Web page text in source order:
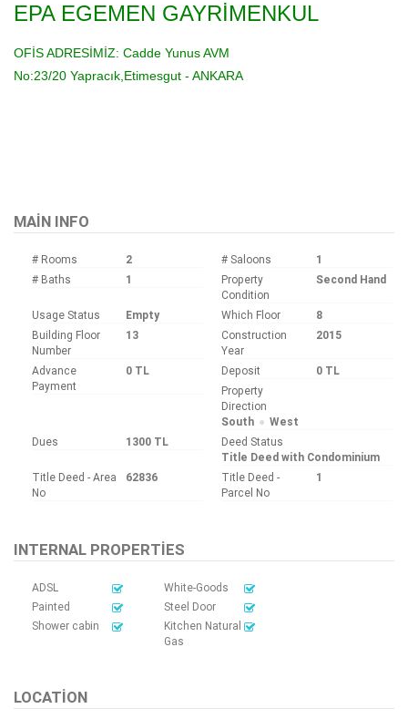
EPA EGEMEN GAYRİMENKUL
OFİS ADRESİMİZ: Cadde Yunus AVM
No:23/20 Yapracık,Etimesgut - ANKARA
MAIN INFO
# Rooms 2 # Saloons
1
# Baths
1
Property
Condition
Second Hand
Usage Status Empty Which Floor
8
Building Floor
Number
13
Construction
Year
2015
Advance
Payment
0 TL Deposit
0 TL
Property
Direction
South
West
Dues
1300 TL
Deed Status
Title Deed with Condominium
Title Deed - Area
No
62836
Title Deed -
Parcel No
1
INTERNAL PROPERTIES
ADSL
White-Goods
Painted
Steel Door
Shower cabin
Kitchen Natural
Gas
LOCATION